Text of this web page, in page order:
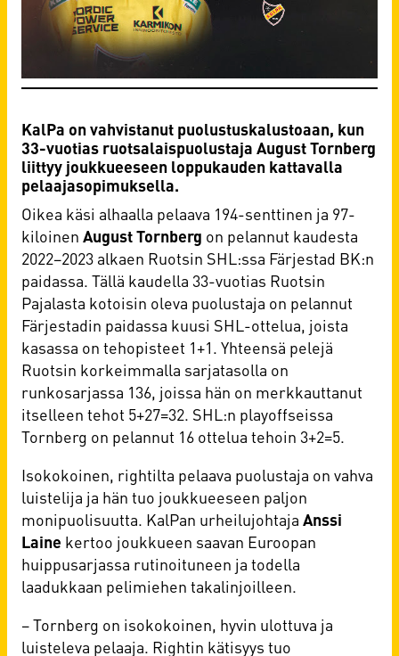
KalPa on vahvistanut puolustuskalustoaan, kun
33-vuotias ruotsalaispuolustaja August Tornberg
liittyy joukkueeseen loppukauden kattavalla
pelaajasopimuksella.
Oikea käsi alhaalla pelaava 194-senttinen ja 97-
kiloinen August Tornberg on pelannut kaudesta
2022–2023 alkaen Ruotsin SHL:ssa Färjestad BK:n
paidassa. Tällä kaudella 33-vuotias Ruotsin
Pajalasta kotoisin oleva puolustaja on pelannut
Färjestadin paidassa kuusi SHL-ottelua, joista
kasassa on tehopisteet 1+1. Yhteensä pelejä
Ruotsin korkeimmalla sarjatasolla on
runkosarjassa 136, joissa hän on merkkauttanut
itselleen tehot 5+27=32. SHL:n playoffseissa
Tornberg on pelannut 16 ottelua tehoin 3+2=5.
Isokokoinen, rightilta pelaava puolustaja on vahva
luistelija ja hän tuo joukkueeseen paljon
monipuolisuutta. KalPan urheilujohtaja Anssi
Laine kertoo joukkueen saavan Euroopan
huippusarjassa rutinoituneen ja todella
laadukkaan pelimiehen takalinjoilleen.
– Tornberg on isokokoinen, hyvin ulottuva ja
luisteleva pelaaja. Rightin kätisyys tuo